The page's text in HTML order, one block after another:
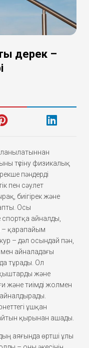
дерек –
түсіну физикалық
пәндерді
пен сәулет
биігірек және
Осы
спортқа айналды,
– қарапайым
– дәл осындай пән,
айналадағы
тұрады. Ол
және
және тиімді жолмен
айналдырады.
ұшқан
қырынан ашады.
аяғында өртші ұлы